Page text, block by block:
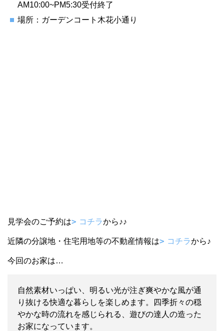
AM10:00~PM5:30受付終了
場所：ガーデンコート木花小通り
見学会のご予約は コチラから♪♪
近隣の分譲地・住宅用地等の不動産情報は コチラから♪
今回のお家は…
自然素材いっぱい、明るい光が注ぎ爽やかな風が通
り抜ける快適な暮らしを楽しめます。四季折々の穏
やかな時の流れを感じられる、遊びの達人の造った
お家になっています。